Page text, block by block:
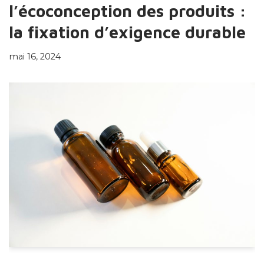
l’écoconception des produits :
la fixation d’exigence durable
mai 16, 2024